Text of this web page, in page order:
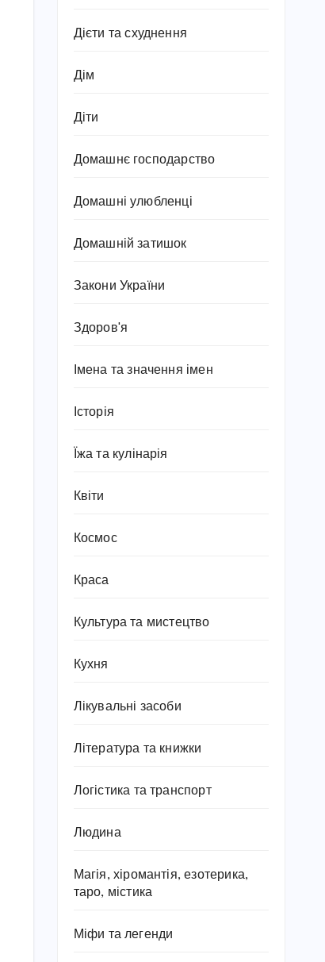
Дієти та схуднення
Дім
Діти
Домашнє господарство
Домашні улюбленці
Домашній затишок
Закони України
Здоров'я
Імена та значення імен
Історія
Їжа та кулінарія
Квіти
Космос
Краса
Культура та мистецтво
Кухня
Лікувальні засоби
Література та книжки
Логістика та транспорт
Людина
Магія, хіромантія, езотерика,
таро, містика
Міфи та легенди